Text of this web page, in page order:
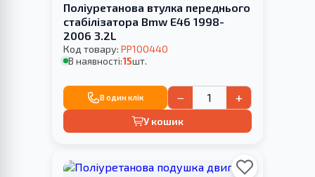
Поліуретанова втулка переднього
стабілізатора Bmw E46 1998-
2006 3.2L
Код товару: PP100440
В наявності:15шт.
В один клік − +
У кошик